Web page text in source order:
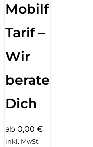
Mobilfunk
Tarif –
Wir
beraten
Dich
ab 0,00 €
inkl. MwSt.